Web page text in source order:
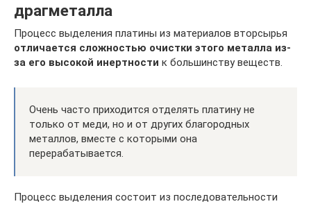
драгметалла
Процесс выделения платины из материалов вторсырья
отличается сложностью очистки этого металла из-
за его высокой инертности к большинству веществ.
Очень часто приходится отделять платину не
только от меди, но и от других благородных
металлов, вместе с которыми она
перерабатывается.
Процесс выделения состоит из последовательности